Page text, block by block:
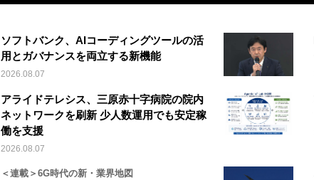
ソフトバンク、AIコーディングツールの活
用とガバナンスを両立する新機能
2026.08.07
アライドテレシス、三原赤十字病院の院内
ネットワークを刷新 少人数運用でも安定稼
働を支援
2026.08.07
＜連載＞6G時代の新・業界地図